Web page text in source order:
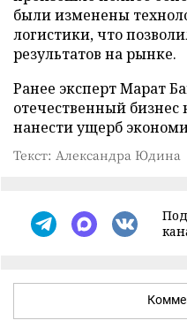
были изменены
логистики, что
результатов на рынке.
Ранее эксперт Марат
отечественный бизнес
нанести ущерб
Текст: Александра Юдина